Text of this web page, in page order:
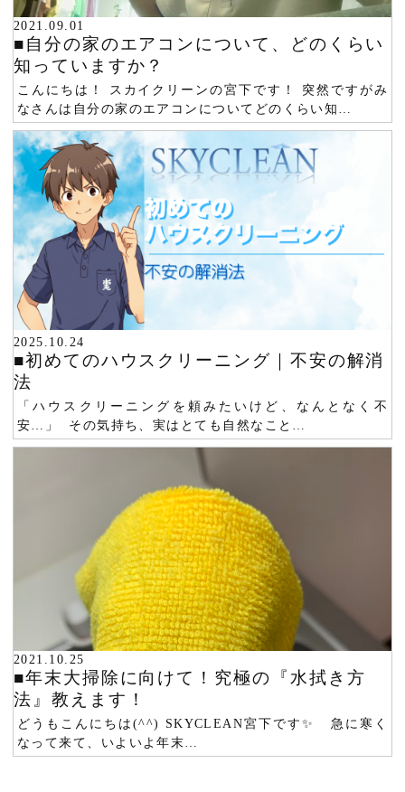
2021.09.01
■自分の家のエアコンについて、どのくらい
知っていますか？
こんにちは！ スカイクリーンの宮下です！ 突然ですがみ
なさんは自分の家のエアコンについてどのくらい知…
2025.10.24
■初めてのハウスクリーニング｜不安の解消
法
「ハウスクリーニングを頼みたいけど、なんとなく不
安…」 その気持ち、実はとても自然なこと…
2021.10.25
■年末大掃除に向けて！究極の『水拭き方
法』教えます！
どうもこんにちは(^^) SKYCLEAN宮下です✨ 急に寒く
なって来て、いよいよ年末…